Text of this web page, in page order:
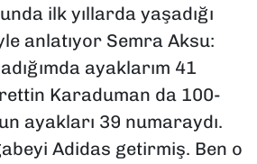
ilk yıllarda yaşadığı
anlatıyor Semra Aksu:
ayaklarım 41
Karaduman da 100-
ayakları 39 numaraydı.
Adidas getirmiş. Ben o